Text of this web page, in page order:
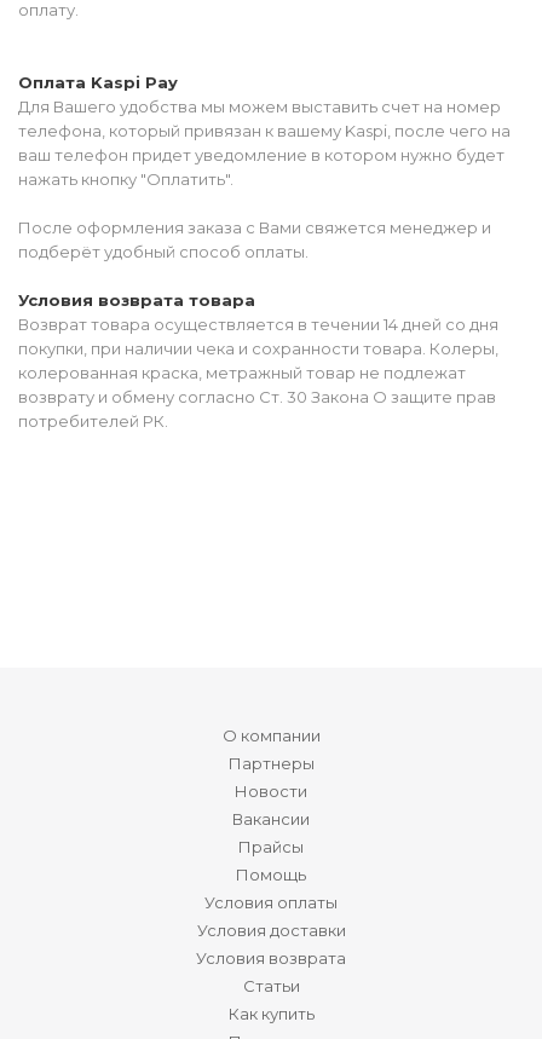
оплату.
Оплата Kaspi Pay
Для Вашего удобства мы можем выставить счет на номер
телефона, который привязан к вашему Kaspi, после чего на
ваш телефон придет уведомление в котором нужно будет
нажать кнопку "Оплатить".
После оформления заказа с Вами свяжется менеджер и
подберёт удобный способ оплаты.
Условия возврата товара
Возврат товара осуществляется в течении 14 дней со дня
покупки, при наличии чека и сохранности товара. Колеры,
колерованная краска, метражный товар не подлежат
возврату и обмену согласно Ст. 30 Закона О защите прав
потребителей РК.
О компании
Партнеры
Новости
Вакансии
Прайсы
Помощь
Условия оплаты
Условия доставки
Условия возврата
Статьи
Как купить